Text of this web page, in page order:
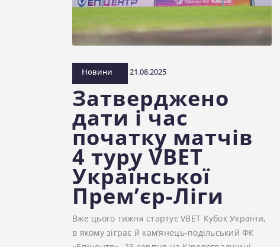
Новини 21.08.2025
Затверджено
дати і час
початку матчів
4 туру VBET
Української
Прем’єр-Ліги
Вже цього тижня стартує VBET Кубок України,
в якому зіграє й кам’янець-подільський ФК